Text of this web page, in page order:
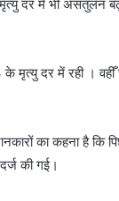
मृत्यु दर में भी असंतुलन
मृत्यु दर में रही ।
का कहना है कि
की गई।